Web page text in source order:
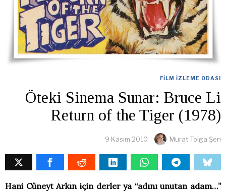
FILM İZLEME ODASI
Öteki Sinema Sunar: Bruce Li
Return of the Tiger (1978)
9 Kasım 2010 Murat Tolga Şen
Hani Cüneyt Arkın için derler ya “adını unutan adam…”